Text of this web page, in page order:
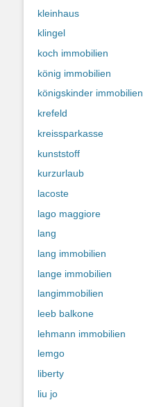
kleinhaus
klingel
koch immobilien
könig immobilien
königskinder immobilien
krefeld
kreissparkasse
kunststoff
kurzurlaub
lacoste
lago maggiore
lang
lang immobilien
lange immobilien
langimmobilien
leeb balkone
lehmann immobilien
lemgo
liberty
liu jo